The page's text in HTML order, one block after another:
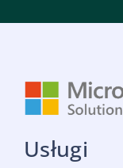
Usługi